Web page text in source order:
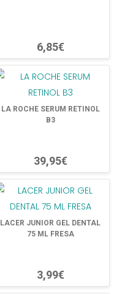
6,85€
LA ROCHE SERUM RETINOL
B3
39,95€
LACER JUNIOR GEL DENTAL
75 ML FRESA
3,99€